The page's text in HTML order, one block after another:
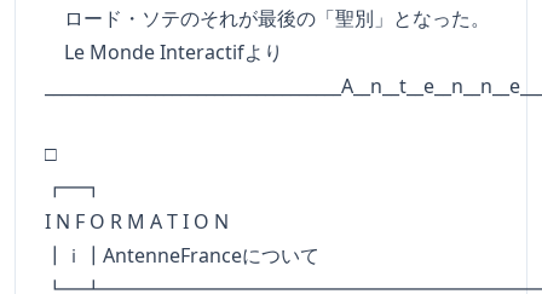
ロード・ソテのそれが最後の「聖別」となった。
Le Monde Interactifより
□
I N F O R M A T I O N
┃ｉ┃AntenneFranceについて